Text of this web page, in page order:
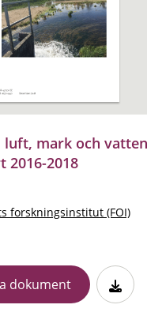
luft, mark och
2016-2018
forskningsinstitut (FOI)
dokument